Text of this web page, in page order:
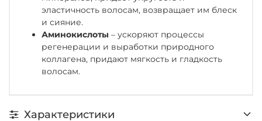
эластичность волосам, возвращает им блеск
и сияние.
Аминокислоты – ускоряют процессы
регенерации и выработки природного
коллагена, придают мягкость и гладкость
волосам.
Характеристики